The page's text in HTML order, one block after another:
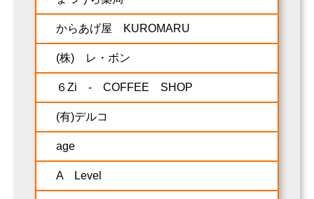
からあげ屋 KUROMARU
(株) レ・ボン
６Zi - COFFEE SHOP
(有)デルコ
age
A Level